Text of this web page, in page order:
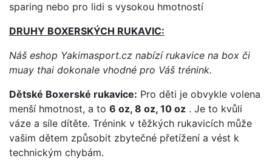
sparing nebo pro lidi s vysokou hmotností
DRUHY BOXERSKÝCH RUKAVIC:
Náš eshop Yakimasport.cz nabízí rukavice na box či
muay thai dokonale vhodné pro Váš trénink.
Dětské Boxerské rukavice: Pro děti je obvykle volena
menší hmotnost, a to 6 oz, 8 oz, 10 oz . Je to kvůli
váze a síle dítěte. Trénink v těžkých rukavicích může
vašim dětem způsobit zbytečné přetížení a vést k
technickým chybám.